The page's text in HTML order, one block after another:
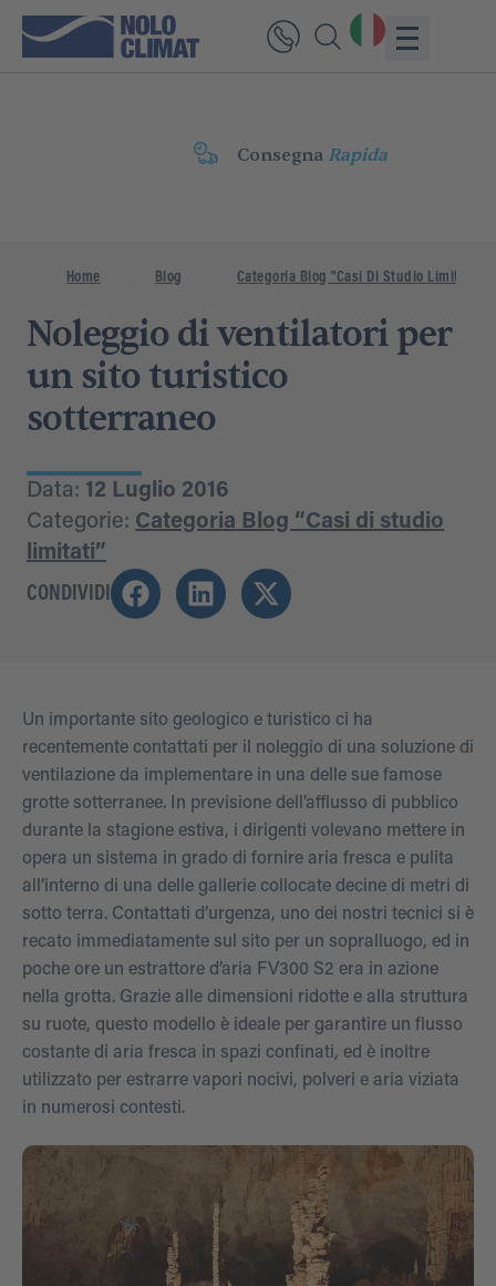
ConsegnaRapida
Home Blog Categoria Blog "Casi Di Studio Limitati"
Noleggio di ventilatori per
un sito turistico
sotterraneo
Data: 12 Luglio 2016
Categorie: Categoria Blog “Casi di studio
limitati”
CONDIVIDI
Un importante sito geologico e turistico ci ha
recentemente contattati per il noleggio di una soluzione di
ventilazione da implementare in una delle sue famose
grotte sotterranee. In previsione dell’afflusso di pubblico
durante la stagione estiva, i dirigenti volevano mettere in
opera un sistema in grado di fornire aria fresca e pulita
all’interno di una delle gallerie collocate decine di metri di
sotto terra. Contattati d’urgenza, uno dei nostri tecnici si è
recato immediatamente sul sito per un sopralluogo, ed in
poche ore un estrattore d’aria FV300 S2 era in azione
nella grotta. Grazie alle dimensioni ridotte e alla struttura
su ruote, questo modello è ideale per garantire un flusso
costante di aria fresca in spazi confinati, ed è inoltre
utilizzato per estrarre vapori nocivi, polveri e aria viziata
in numerosi contesti.